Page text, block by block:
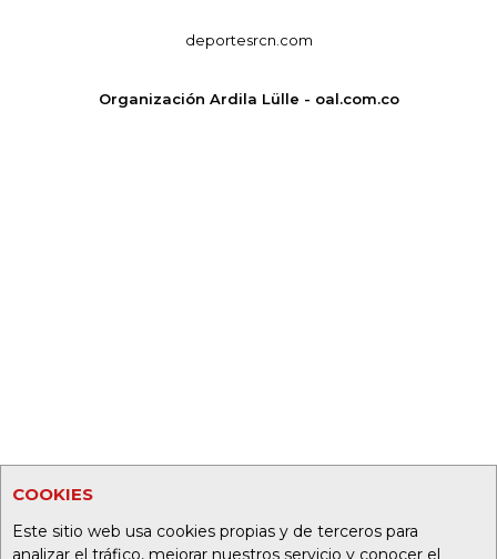
COOKIES
Este sitio web usa cookies propias y de terceros para
analizar el tráfico, mejorar nuestros servicio y conocer el
deportesrcn.com
Organización Ardila Lülle - oal.com.co